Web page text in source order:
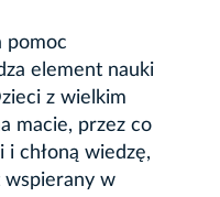
pomoc
element nauki
z wielkim
macie, przez co
chłoną wiedzę,
wspierany w